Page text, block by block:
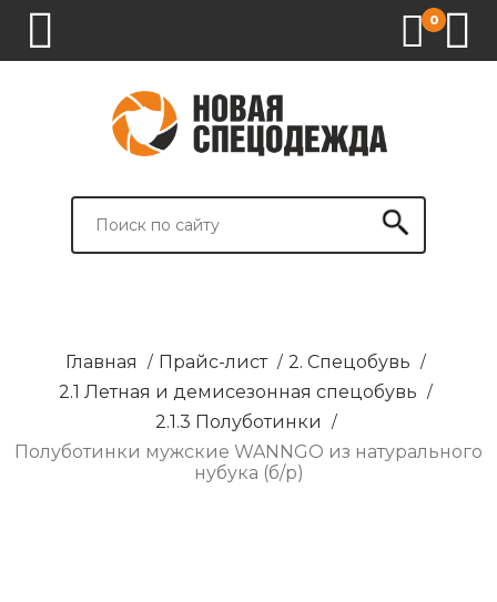
0
СПЕЦОДЕЖДА
СПЕЦОБУВЬ
СРЕДСТВА
ВСПОМОГАТЕЛЬНЫЕ
БРЕНДИРОВАНИЕ
Главная / Прайс-лист / 2. Спецобувь /
2.1 Летная и демисезонная спецобувь /
2.1.3 Полуботинки /
Полуботинки мужские WANNGO из натурального
нубука (б/р)